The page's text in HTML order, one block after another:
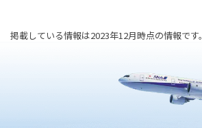
掲載している情報は2023年12月時点の情報です。